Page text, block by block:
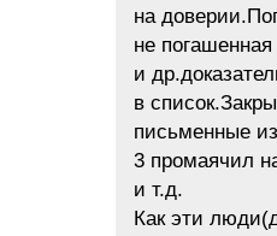
на
не погашенная
и
в
письменные
3 промаячил
и т.д.
Как эти